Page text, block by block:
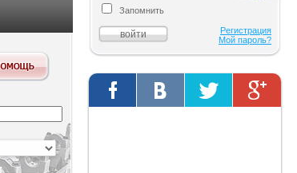
Запомнить
Регистрация
Мой пароль?